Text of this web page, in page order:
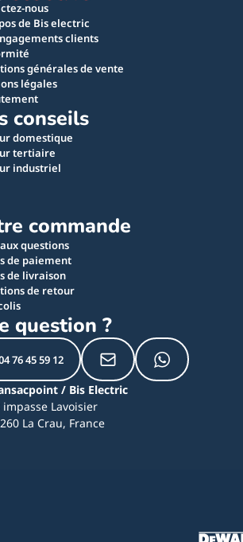
nous
de Bis electric
clients
générales de vente
légales
conseils
domestique
tertiaire
industriel
commande
questions
de paiement
de livraison
de retour
question ?
76 45 59 12
/ Bis Electric
impasse Lavoisier
La Crau, France